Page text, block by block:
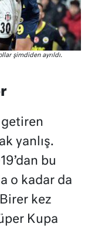
şimdiden ayrıldı.
getiren
yanlış.
bu
o kadar da
kez
Kupa